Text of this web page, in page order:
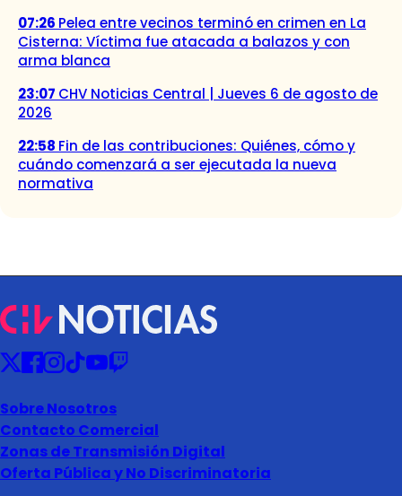
07:26 Pelea entre vecinos terminó en crimen en La
Cisterna: Víctima fue atacada a balazos y con
arma blanca
23:07 CHV Noticias Central | Jueves 6 de agosto de
2026
22:58 Fin de las contribuciones: Quiénes, cómo y
cuándo comenzará a ser ejecutada la nueva
normativa
Sobre Nosotros
Contacto Comercial
Zonas de Transmisión Digital
Oferta Pública y No Discriminatoria